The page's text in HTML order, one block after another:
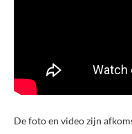
De foto en video zijn